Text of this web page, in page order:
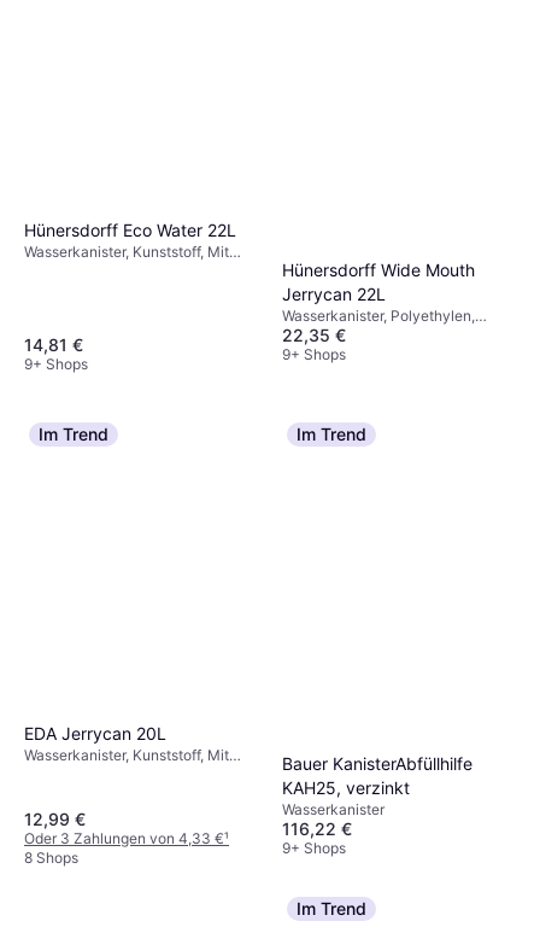
Hünersdorff Eco Water 22L
Wasserkanister, Kunststoff, Mit
14,81 €
9+ Shops
Hünersdorff Wide Mouth
Jerrycan 22L
Wasserkanister, Polyethylen,
Kunststoff
22,35 €
9+ Shops
Im Trend
EDA Jerrycan 20L
Wasserkanister, Kunststoff, Mit
12,99 €
Oder 3 Zahlungen von 4,33 €¹
8 Shops
Im Trend
Bauer KanisterAbfüllhilfe
KAH25, verzinkt
Wasserkanister
116,22 €
9+ Shops
Im Trend